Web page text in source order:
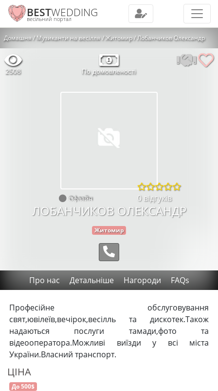
BESTWEDDING
весільний портал
Домашня Музиканти на весілля Житомир Лобанчиков Олександр
2508 По домовленості
Офлайн 0 відгуків
ЛОБАНЧИКОВ ОЛЕКСАНДР
Житомир
Про нас Детальніше Нагороди FAQs
Професійне обслуговування
свят,ювілеїв,вечірок,весілль та дискотек.Також
надаються послуги тамади,фото та
відеооператора.Можливі виїзди у всі міста
України.Власний транспорт.
ЦІНА
До 500$